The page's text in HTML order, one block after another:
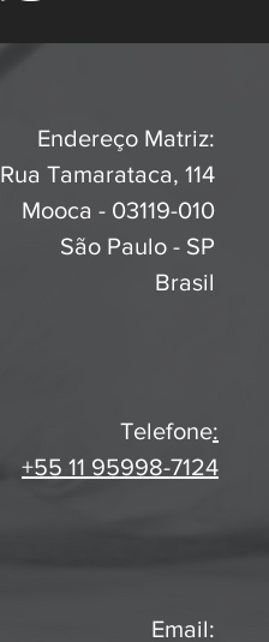
Endereço Matriz:
Rua Tamarataca, 114
Mooca - 03119-010
São Paulo - SP
Brasil
Telefone:
+55 11 95998-7124
Email: